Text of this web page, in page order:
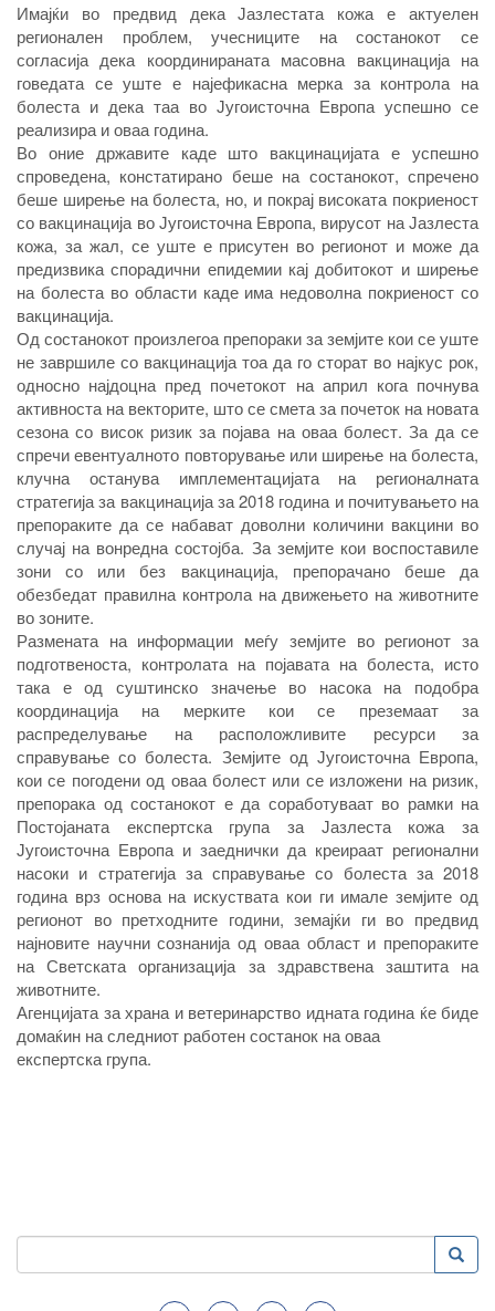
Имајќи во предвид дека Јазлестата кожа е актуелен
регионален проблем, учесниците на состанокот се
согласија дека координираната масовна вакцинација на
говедата се уште е најефикасна мерка за контрола на
болеста и дека таа во Југоисточна Европа успешно се
реализира и оваа година.
Во оние државите каде што вакцинацијата е успешно
спроведена, констатирано беше на состанокот, спречено
беше ширење на болеста, но, и покрај високата покриеност
со вакцинација во Југоисточна Европа, вирусот на Јазлеста
кожа, за жал, се уште е присутен во регионот и може да
предизвика спорадични епидемии кај добитокот и ширење
на болеста во области каде има недоволна покриеност со
вакцинација.
Од состанокот произлегоа препораки за земјите кои се уште
не завршиле со вакцинација тоа да го сторат во најкус рок,
односно најдоцна пред почетокот на април кога почнува
активноста на векторите, што се смета за почеток на новата
сезона со висок ризик за појава на оваа болест. За да се
спречи евентуалното повторување или ширење на болеста,
клучна останува имплементацијата на регионалната
стратегија за вакцинација за 2018 година и почитувањето на
препораките да се набават доволни количини вакцини во
случај на вонредна состојба. За земјите кои воспоставиле
зони со или без вакцинација, препорачано беше да
обезбедат правилна контрола на движењето на животните
во зоните.
Размената на информации меѓу земјите во регионот за
подготвеноста, контролата на појавата на болеста, исто
така е од суштинско значење во насока на подобра
координација на мерките кои се преземаат за
распределување на расположливите ресурси за
справување со болеста. Земјите од Југоисточна Европа,
кои се погодени од оваа болест или се изложени на ризик,
препорака од состанокот е да соработуваат во рамки на
Постојаната експертска група за Јазлеста кожа за
Југоисточна Европа и заеднички да креираат регионални
насоки и стратегија за справување со болеста за 2018
година врз основа на искуствата кои ги имале земјите од
регионот во претходните години, земајќи ги во предвид
најновите научни сознанија од оваа област и препораките
на Светската организација за здравствена заштита на
животните.
Агенцијата за храна и ветеринарство идната година ќе биде
домаќин на следниот работен состанок на оваа
експертска група.
Search
Пребарување